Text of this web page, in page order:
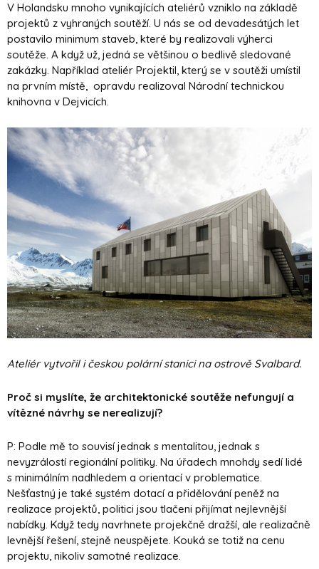
V Holandsku mnoho vynikajících ateliérů vzniklo na základě
projektů z vyhraných soutěží. U nás se od devadesátých let
postavilo minimum staveb, které by realizovali výherci
soutěže. A když už, jedná se většinou o bedlivě sledované
zakázky. Například ateliér Projektil, který se v soutěži umístil
na prvním místě, opravdu realizoval Národní technickou
knihovna v Dejvicích.
Ateliér vytvořil i českou polární stanici na ostrově Svalbard.
Proč si myslíte, že architektonické soutěže nefungují a
vítězné návrhy se nerealizují?
P: Podle mě to souvisí jednak s mentalitou, jednak s
nevyzrálostí regionální politiky. Na úřadech mnohdy sedí lidé
s minimálním nadhledem a orientací v problematice.
Nešťastný je také systém dotací a přidělování peněž na
realizace projektů, politici jsou tlačeni přijímat nejlevnější
nabídky. Když tedy navrhnete projekčně dražší, ale realizačně
levnější řešení, stejně neuspějete. Kouká se totiž na cenu
projektu, nikoliv samotné realizace.